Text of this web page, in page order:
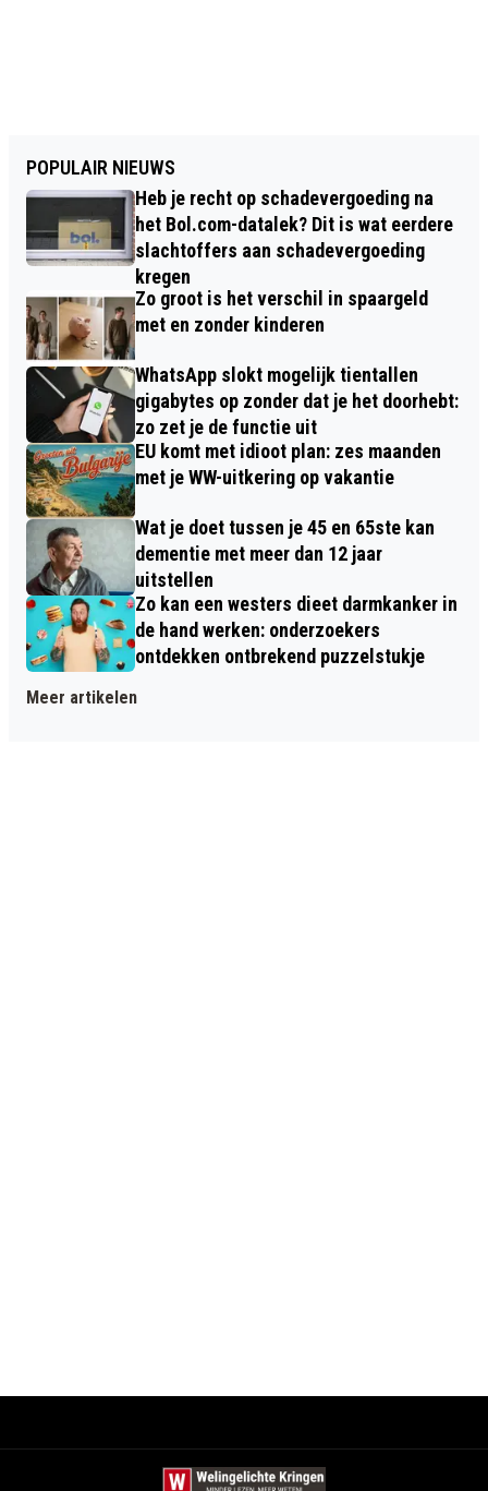
POPULAIR NIEUWS
Heb je recht op schadevergoeding na
het Bol.com-datalek? Dit is wat eerdere
slachtoffers aan schadevergoeding
kregen
Zo groot is het verschil in spaargeld
met en zonder kinderen
WhatsApp slokt mogelijk tientallen
gigabytes op zonder dat je het doorhebt:
zo zet je de functie uit
EU komt met idioot plan: zes maanden
met je WW-uitkering op vakantie
Wat je doet tussen je 45 en 65ste kan
dementie met meer dan 12 jaar
uitstellen
Zo kan een westers dieet darmkanker in
de hand werken: onderzoekers
ontdekken ontbrekend puzzelstukje
Meer artikelen